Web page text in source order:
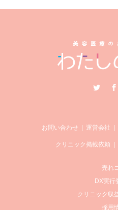
Instagram
お問い合わせ 運営会社
クリニック掲載依頼
売れ
DX実行
クリニック収
採用